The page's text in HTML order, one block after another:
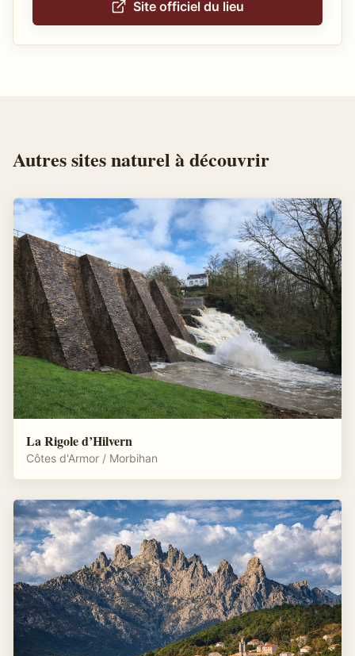
Site officiel du lieu
Autressites naturel à découvrir
La Rigole d’Hilvern
Côtes d'Armor / Morbihan